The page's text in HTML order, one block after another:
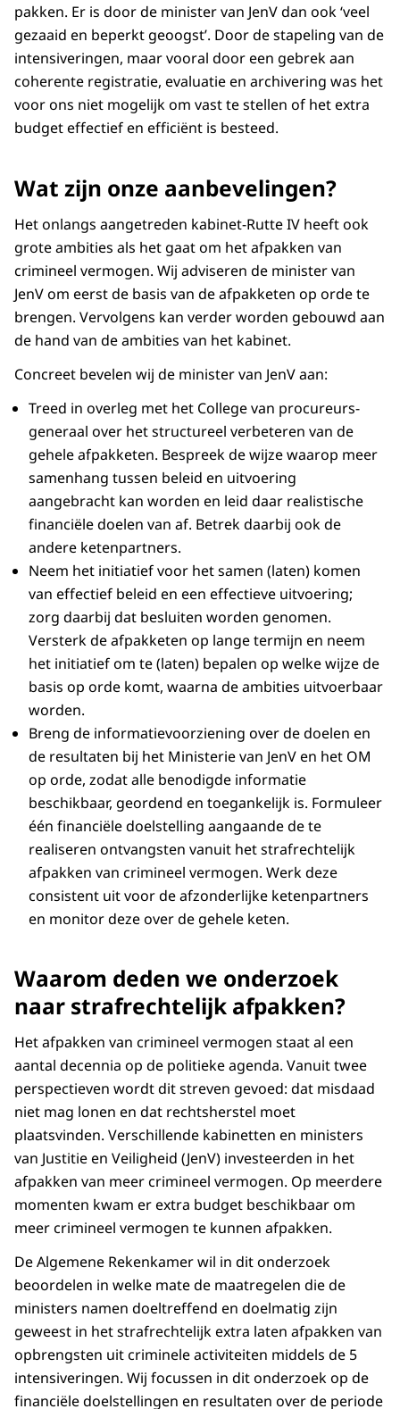
pakken. Er is door de minister van JenV dan ook ‘veel
gezaaid en beperkt geoogst’. Door de stapeling van de
intensiveringen, maar vooral door een gebrek aan
coherente registratie, evaluatie en archivering was het
voor ons niet mogelijk om vast te stellen of het extra
budget effectief en efficiënt is besteed.
Wat zijn onze aanbevelingen?
Het onlangs aangetreden kabinet-Rutte IV heeft ook
grote ambities als het gaat om het afpakken van
crimineel vermogen. Wij adviseren de minister van
JenV om eerst de basis van de afpakketen op orde te
brengen. Vervolgens kan verder worden gebouwd aan
de hand van de ambities van het kabinet.
Concreet bevelen wij de minister van JenV aan:
Treed in overleg met het College van procureurs-
generaal over het structureel verbeteren van de
gehele afpakketen. Bespreek de wijze waarop meer
samenhang tussen beleid en uitvoering
aangebracht kan worden en leid daar realistische
financiële doelen van af. Betrek daarbij ook de
andere ketenpartners.
Neem het initiatief voor het samen (laten) komen
van effectief beleid en een effectieve uitvoering;
zorg daarbij dat besluiten worden genomen.
Versterk de afpakketen op lange termijn en neem
het initiatief om te (laten) bepalen op welke wijze de
basis op orde komt, waarna de ambities uitvoerbaar
worden.
Breng de informatievoorziening over de doelen en
de resultaten bij het Ministerie van JenV en het OM
op orde, zodat alle benodigde informatie
beschikbaar, geordend en toegankelijk is. Formuleer
één financiële doelstelling aangaande de te
realiseren ontvangsten vanuit het strafrechtelijk
afpakken van crimineel vermogen. Werk deze
consistent uit voor de afzonderlijke ketenpartners
en monitor deze over de gehele keten.
Waarom deden we onderzoek
naar strafrechtelijk afpakken?
Het afpakken van crimineel vermogen staat al een
aantal decennia op de politieke agenda. Vanuit twee
perspectieven wordt dit streven gevoed: dat misdaad
niet mag lonen en dat rechtsherstel moet
plaatsvinden. Verschillende kabinetten en ministers
van Justitie en Veiligheid (JenV) investeerden in het
afpakken van meer crimineel vermogen. Op meerdere
momenten kwam er extra budget beschikbaar om
meer crimineel vermogen te kunnen afpakken.
De Algemene Rekenkamer wil in dit onderzoek
beoordelen in welke mate de maatregelen die de
ministers namen doeltreffend en doelmatig zijn
geweest in het strafrechtelijk extra laten afpakken van
opbrengsten uit criminele activiteiten middels de 5
intensiveringen. Wij focussen in dit onderzoek op de
financiële doelstellingen en resultaten over de periode